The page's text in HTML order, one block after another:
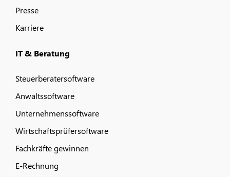
Presse
Karriere
IT & Beratung
Steuerberatersoftware
Anwaltssoftware
Unternehmenssoftware
Wirtschaftsprüfersoftware
Fachkräfte gewinnen
E-Rechnung